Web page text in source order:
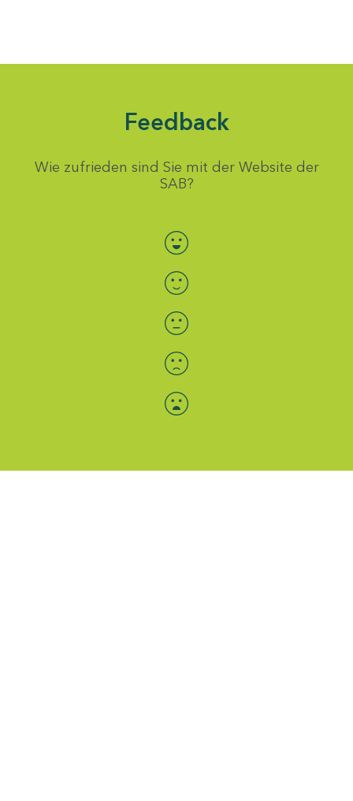
Feedback
Wie zufrieden sind Sie mit der Website der
SAB?
Bewertung auswählen